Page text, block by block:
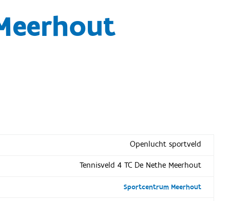
Openlucht sportveld
Tennisveld 4 TC De Nethe Meerhout
Sportcentrum Meerhout